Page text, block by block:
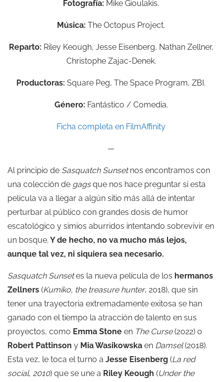
Fotografía: Mike Gioulakis.
Música: The Octopus Project.
Reparto: Riley Keough, Jesse Eisenberg, Nathan Zellner,
Christophe Zajac-Denek.
Productoras: Square Peg, The Space Program, ZBI.
Género: Fantástico / Comedia.
Ficha completa en FilmAffinity
—
Al principio de Sasquatch Sunsetnos encontramos con
una colección de gagsque nos hace preguntar si esta
película va a llegar a algún sitio más allá de intentar
perturbar al público con grandes dosis de humor
escatológico y simios aburridos intentando sobrevivir en
un bosque. Y de hecho, no va mucho más lejos,
aunque tal vez, ni siquiera sea necesario.
Sasquatch Sunsetes la nueva película de los hermanos
Zellners (Kumiko, the treasure hunter, 2018), que sin
tener una trayectoria extremadamente exitosa se han
ganado con el tiempo la atracción de talento en sus
proyectos, como Emma Stone en The Curse(2022) o
Robert Pattinson y Mia Wasikowska en Damsel(2018).
Esta vez, le toca el turno a Jesse Eisenberg (La red
social, 2010) que se une a Riley Keough (Under the